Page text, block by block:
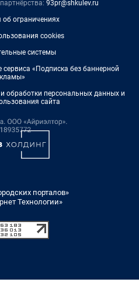
93pr@shkulev.ru
ограничениях
cookies
системы
«Подписка без баннерной
обработки персональных данных и
сайта
порталов»
Технологии»